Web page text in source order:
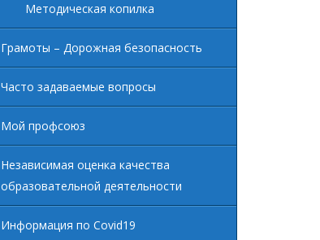
Методическая копилка
Грамоты – Дорожная безопасность
Часто задаваемые вопросы
Мой профсоюз
Независимая оценка качества
образовательной деятельности
Информация по Covid19